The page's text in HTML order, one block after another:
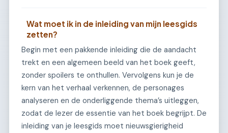
Wat moet ik in de inleiding van mijn leesgids
zetten?
Begin met een pakkende inleiding die de aandacht
trekt en een algemeen beeld van het boek geeft,
zonder spoilers te onthullen. Vervolgens kun je de
kern van het verhaal verkennen, de personages
analyseren en de onderliggende thema’s uitleggen,
zodat de lezer de essentie van het boek begrijpt. De
inleiding van je leesgids moet nieuwsgierigheid